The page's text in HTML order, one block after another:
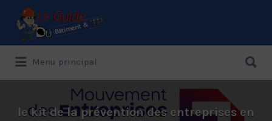
Le Guide de référence depuis 1995
Menu principal
le kit de la prévention des entreprises en